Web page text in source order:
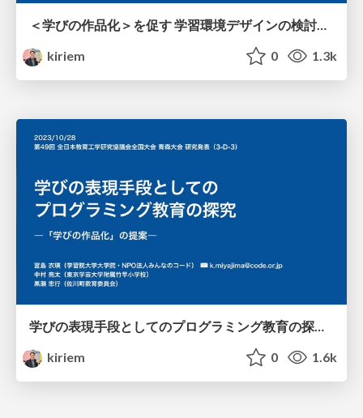
＜学びの作品化＞を促す 学習環境デザインの検討―表現方法の多様さが保障された授業に着目して― /jaet2024
kiriem
0 1.3k
学びの表現手段としてのプログラミング教育の探究 ―「学びの作品化」の提案― /jaet2023
kiriem
0 1.6k